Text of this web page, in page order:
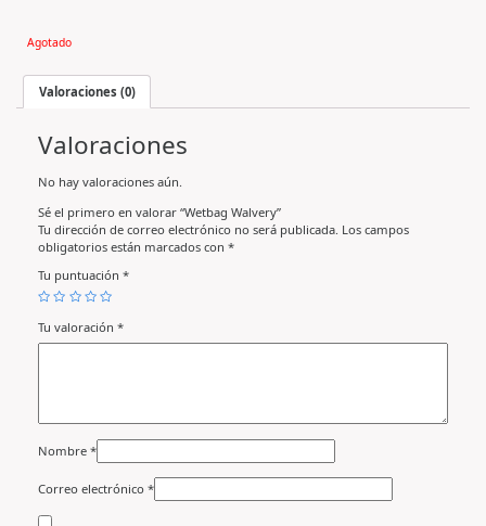
Agotado
Valoraciones (0)
Valoraciones
No hay valoraciones aún.
Sé el primero en valorar “Wetbag Walvery”
Tu dirección de correo electrónico no será publicada. Los campos
obligatorios están marcados con *
Tu puntuación *
Tu valoración *
Nombre *
Correo electrónico *